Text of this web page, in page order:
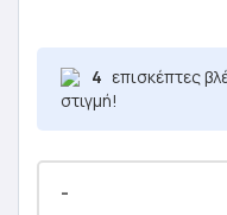
4 επισκέπτες
στιγμή!
-